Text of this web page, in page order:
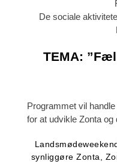
De sociale
TEMA:
Programmet vil
for at udvikle Zonta
synliggøre Zonta,